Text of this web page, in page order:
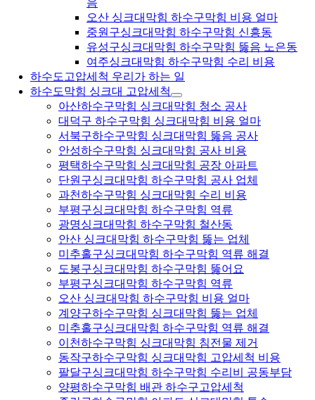
음
오산 싱크대막힘 하수구막힘 비용 얼마
중원구싱크대막힘 하수구막힘 신흥동
유성구싱크대막힘 하수구막힘 뚫음 노은동
여주싱크대막힘 하수구막힘 수리 비용
하수도고압세척 우리가 하는 일
하수도막힘 싱크대 고압세척
아산하수구막힘 싱크대막힘 청소 공사
대덕구 하수구막힘 싱크대막힘 비용 얼마
서북구하수구막힘 싱크대막힘 뚫음 공사
안성하수구막힘 싱크대막힘 공사 비용
평택하수구막힘 싱크대막힘 공장 아파트
단원구싱크대막힘 하수구막힘 공사 업체
과천하수구막힘 싱크대막힘 수리 비용
부평구싱크대막힘 하수구막힘 역류
광명싱크대막힘 하수구막힘 철산동
안산 싱크대막힘 하수구막힘 뚫는 업체
미추홀구싱크대막힘 하수구막힘 역류 해결
도봉구싱크대막힘 하수구막힘 뚫어요
부평구싱크대막힘 하수구막힘 역류
오산 싱크대막힘 하수구막힘 비용 얼마
계양구하수구막힘 싱크대막힘 뚫는 업체
미추홀구싱크대막힘 하수구막힘 역류 해결
이천하수구막힘 싱크대막힘 침전물 제거
동작구하수구막힘 싱크대막힘 고압세척 비용
팔달구싱크대막힘 하수구막힘 수리비 공동부담
양평하수구막힘 배관 하수구고압세척